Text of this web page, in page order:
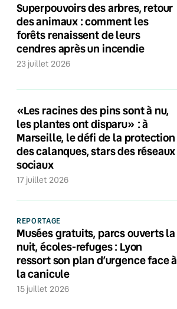
Superpouvoirs des arbres, retour
des animaux : comment les
forêts renaissent de leurs
cendres après un incendie
23 juillet 2026
«Les racines des pins sont à nu,
les plantes ont disparu» : à
Marseille, le défi de la protection
des calanques, stars des réseaux
sociaux
17 juillet 2026
REPORTAGE
Musées gratuits, parcs ouverts la
nuit, écoles-refuges : Lyon
ressort son plan d’urgence face à
la canicule
15 juillet 2026